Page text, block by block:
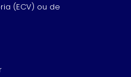
(ECV) ou de